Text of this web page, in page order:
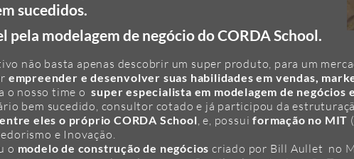
sucedidos.
pela modelagem de negócio do CORDA School.
não basta apenas descobrir um super produto, para um
empreender e desenvolver suas habilidades em vendas,
o nosso time osuper especialista em modelagem de negócios
bem sucedido, consultor cotado e já participou da
eles o próprio CORDA School, e, possuiformação no MIT
e Inovação.
o modelo de construção de negócios criado por Bill Aullet no